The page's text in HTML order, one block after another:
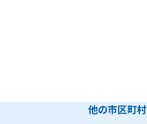
他の市区町